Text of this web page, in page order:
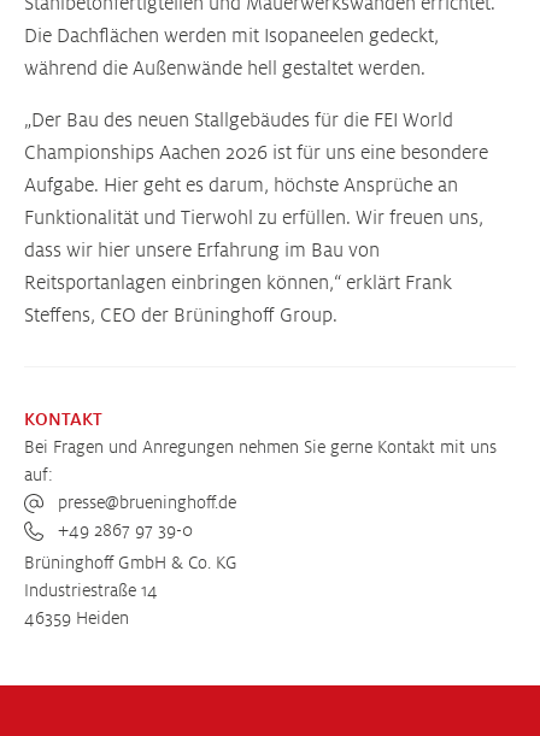
Die Dachflächen werden mit Isopaneelen gedeckt,
während die Außenwände hell gestaltet werden.
„Der Bau des neuen Stallgebäudes für die FEI World
Championships Aachen 2026 ist für uns eine besondere
Aufgabe. Hier geht es darum, höchste Ansprüche an
Funktionalität und Tierwohl zu erfüllen. Wir freuen uns,
dass wir hier unsere Erfahrung im Bau von
Reitsportanlagen einbringen können,“ erklärt Frank
Steffens, CEO der Brüninghoff Group.
KONTAKT
Bei Fragen und Anregungen nehmen Sie gerne Kontakt mit uns
auf:
presse@brueninghoff.de
+49 2867 97 39-0
Brüninghoff GmbH & Co. KG
Industriestraße 14
46359 Heiden